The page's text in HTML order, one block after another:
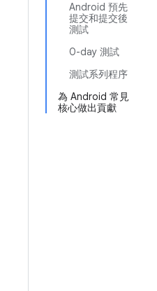
Android 預先
提交和提交後
測試
0-day 測試
測試系列程序
為 Android 常見
核心做出貢獻